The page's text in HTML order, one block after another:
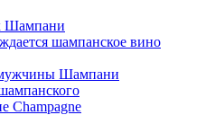
Шампани
шампанское вино
Шампани
Champagne